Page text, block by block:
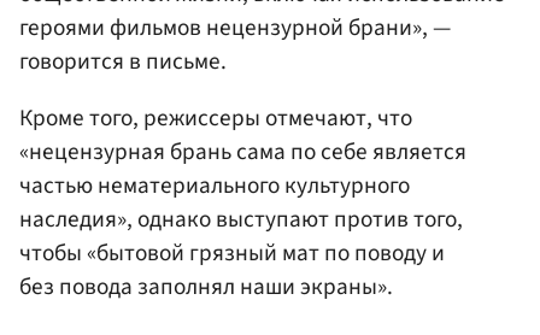
героями фильмов нецензурной брани», —
говорится в письме.
Кроме того, режиссеры отмечают, что
«нецензурная брань сама по себе является
частью нематериального культурного
наследия», однако выступают против того,
чтобы «бытовой грязный мат по поводу и
без повода заполнял наши экраны».